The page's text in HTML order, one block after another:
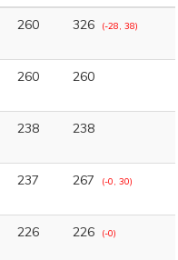
260 326 (-28, 38)
260 260
238 238
237 267 (-0, 30)
226 226 (-0)